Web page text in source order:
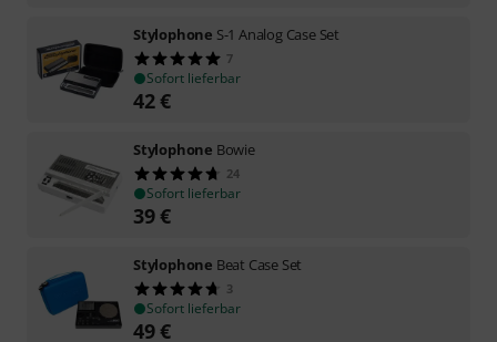
Stylophone S-1 Analog Case Set
7
Sofort lieferbar
42€
Stylophone Bowie
24
Sofort lieferbar
39€
Stylophone Beat Case Set
3
Sofort lieferbar
49€